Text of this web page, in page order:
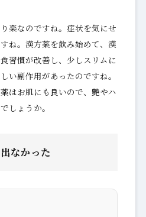
楽なのですね。症状を気にせ
ね。漢方薬を飲み始めて、漢
習慣が改善し、少しスリムに
い副作用があったのですね。
はお肌にも良いので、艶やハ
しょうか。
なかった